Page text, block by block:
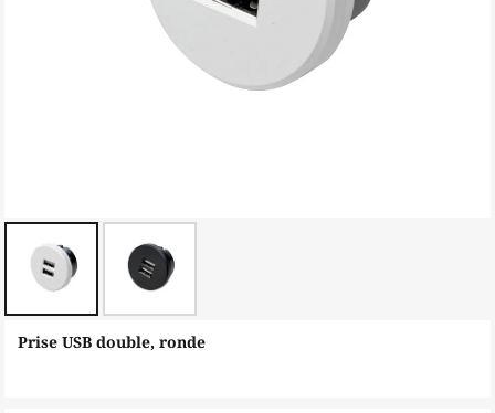
Skip
Prise USB double, ronde